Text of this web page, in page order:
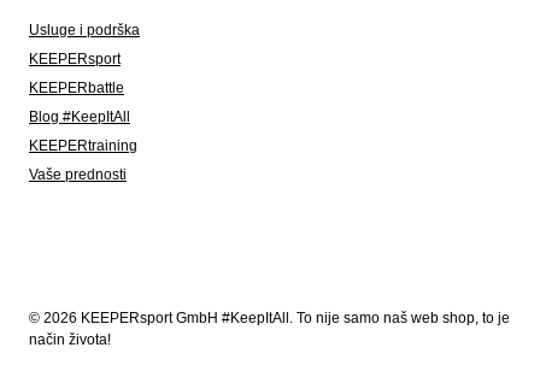
Usluge i podrška
KEEPERsport
KEEPERbattle
Blog #KeepItAll
KEEPERtraining
Vaše prednosti
© 2026 KEEPERsport GmbH #KeepItAll. To nije samo naš web shop, to je
način života!